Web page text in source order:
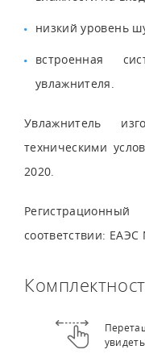
низкий уровень
встроенная
увлажнителя.
Увлажнитель
техническими
2020.
соответствии: ЕАЭС